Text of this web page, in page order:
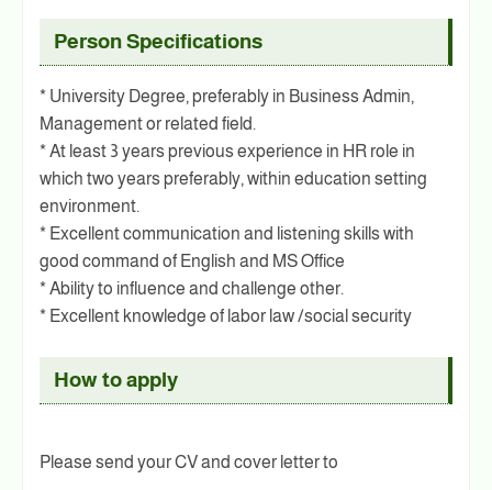
Person Specifications
* University Degree, preferably in Business Admin,
Management or related field.
* At least 3 years previous experience in HR role in
which two years preferably, within education setting
environment.
* Excellent communication and listening skills with
good command of English and MS Office
* Ability to influence and challenge other.
* Excellent knowledge of labor law /social security
How to apply
Please send your CV and cover letter to